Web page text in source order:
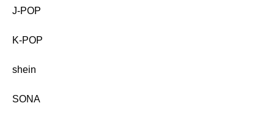
J-POP
K-POP
shein
SONA